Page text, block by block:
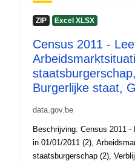
], [ 6.41, 51.51 ], [ 6.41, 49.49
], [ 2.54, 49.49 ], [ 2.54, 51.51
] ]
Identificatoren:
uriRef:
2011, Variabelen,
, Verordening (EG) nr. 1201/2009 Meer
ZIP Excel XLSX
Census 2011 -
Burgerlijke staat,
data.gov.be
Beschrijving: Census 2011
in 01/01/2011 (2),
staatsburgerschap (2),